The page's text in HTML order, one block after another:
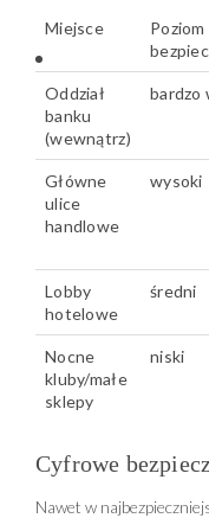
Miejsce
Poziom
Oddział
banku
(wewnątrz)
bardzo
Główne
ulice
handlowe
wysoki
Lobby
hotelowe
średni
Nocne
kluby/małe
sklepy
niski
Cyfrowe
Nawet w